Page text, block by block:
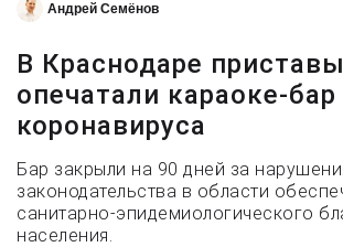
Андрей Семёнов
В Краснодаре приставы
опечатали караоке-бар
коронавируса
Бар закрыли на 90 дней за
законодательства в области
санитарно-эпидемиологического
населения.